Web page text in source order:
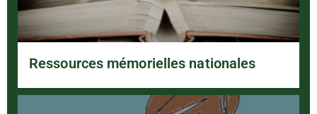
Ressources mémorielles nationales